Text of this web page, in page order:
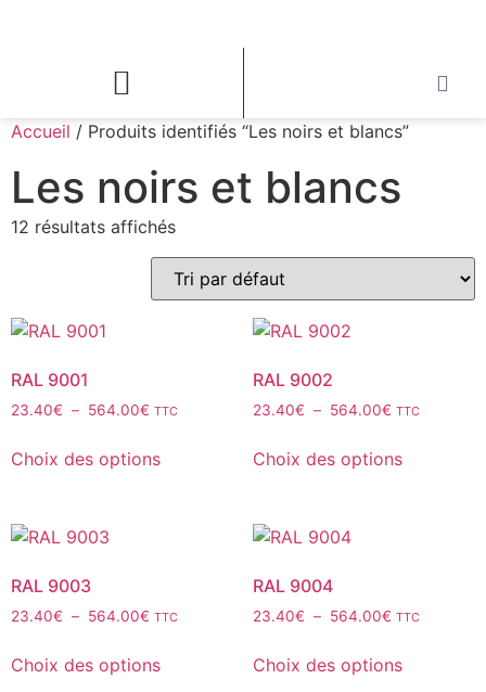
Accueil / Produits identifiés “Les noirs et blancs”
Les noirs et blancs
12 résultats affichés
RAL 9001
23.40€ – 564.00€ TTC
Choix des options
RAL 9002
23.40€ – 564.00€ TTC
Choix des options
RAL 9003
23.40€ – 564.00€ TTC
Choix des options
RAL 9004
23.40€ – 564.00€ TTC
Choix des options